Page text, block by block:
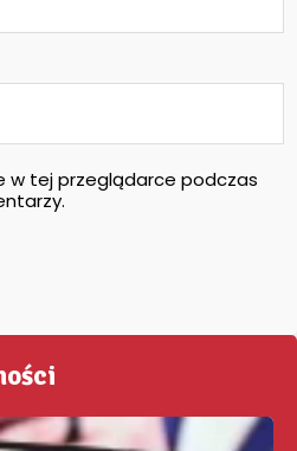
w tej przeglądarce podczas